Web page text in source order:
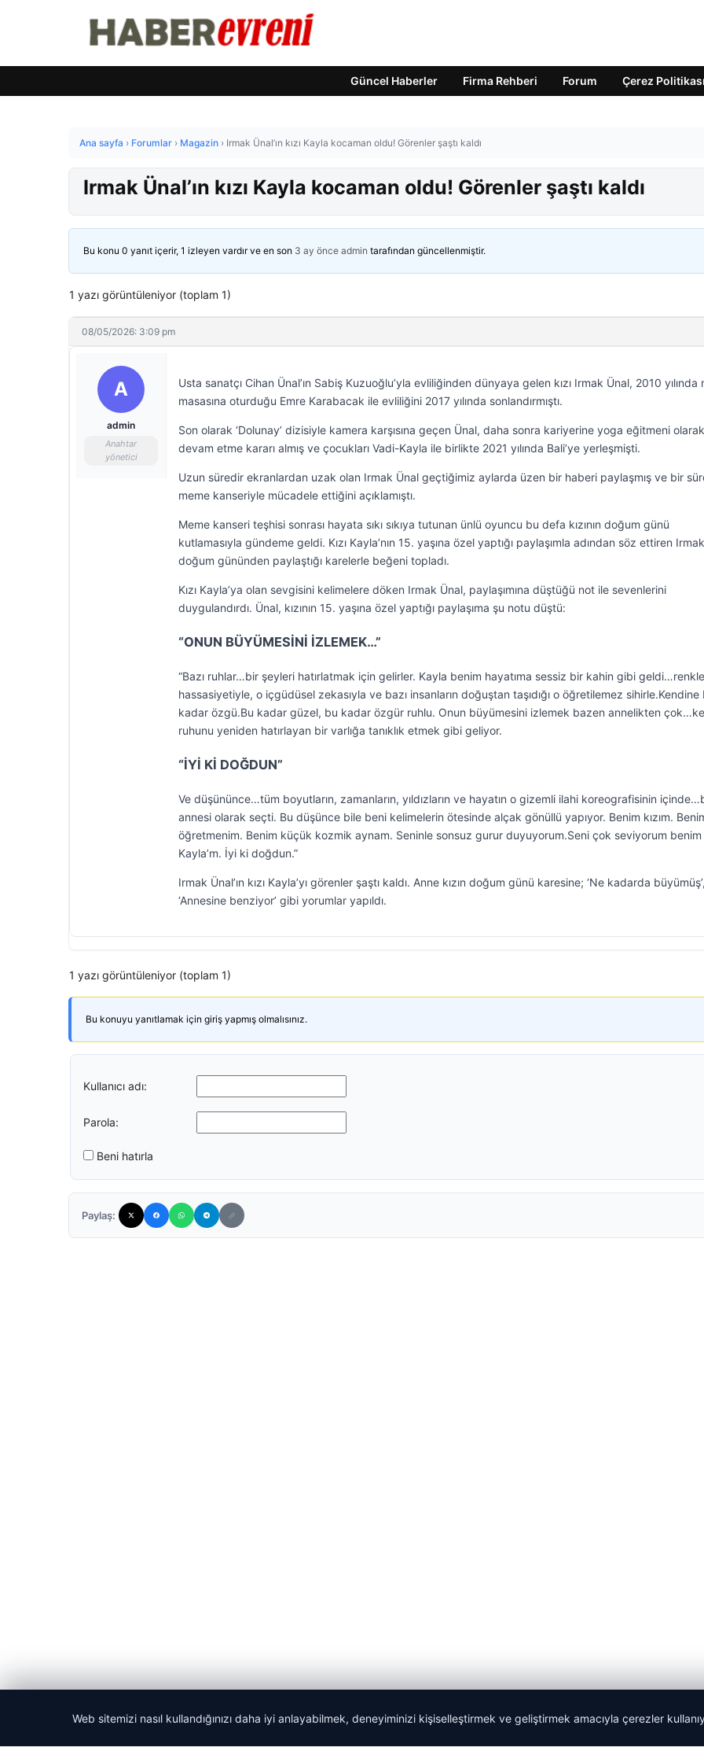
Güncel Haberler Firma Rehberi Forum Çerez Politikası
Ana sayfa › Forumlar › Magazin › Irmak Ünal’ın kızı Kayla kocaman oldu! Görenler şaştı kaldı
Irmak Ünal’ın kızı Kayla kocaman oldu! Görenler şaştı kaldı
Bu konu 0 yanıt içerir, 1 izleyen vardır ve en son 3 ay önce admin tarafından güncellenmiştir.
1 yazı görüntüleniyor (toplam 1)
08/05/2026: 3:09 pm
A
admin
Anahtar
yönetici
Usta sanatçı Cihan Ünal’ın Sabiş Kuzuoğlu’yla evliliğinden dünyaya gelen kızı Irmak Ünal, 2010 yılında
masasına oturduğu Emre Karabacak ile evliliğini 2017 yılında sonlandırmıştı.
Son olarak ‘Dolunay’ dizisiyle kamera karşısına geçen Ünal, daha sonra kariyerine yoga eğitmeni olarak
devam etme kararı almış ve çocukları Vadi-Kayla ile birlikte 2021 yılında Bali’ye yerleşmişti.
Uzun süredir ekranlardan uzak olan Irmak Ünal geçtiğimiz aylarda üzen bir haberi paylaşmış ve bir
meme kanseriyle mücadele ettiğini açıklamıştı.
Meme kanseri teşhisi sonrası hayata sıkı sıkıya tutunan ünlü oyuncu bu defa kızının doğum günü
kutlamasıyla gündeme geldi. Kızı Kayla’nın 15. yaşına özel yaptığı paylaşımla adından söz ettiren
doğum gününden paylaştığı karelerle beğeni topladı.
Kızı Kayla’ya olan sevgisini kelimelere döken Irmak Ünal, paylaşımına düştüğü not ile sevenlerini
duygulandırdı. Ünal, kızının 15. yaşına özel yaptığı paylaşıma şu notu düştü:
“ONUN BÜYÜMESİNİ İZLEMEK…”
“Bazı ruhlar…bir şeyleri hatırlatmak için gelirler. Kayla benim hayatıma sessiz bir kahin gibi
hassasiyetiyle, o içgüdüsel zekasıyla ve bazı insanların doğuştan taşıdığı o öğretilemez sihirle.Kendine
kadar özgü.Bu kadar güzel, bu kadar özgür ruhlu. Onun büyümesini izlemek bazen annelikten
ruhunu yeniden hatırlayan bir varlığa tanıklık etmek gibi geliyor.
“İYİ Kİ DOĞDUN”
Ve düşününce…tüm boyutların, zamanların, yıldızların ve hayatın o gizemli ilahi koreografisinin
annesi olarak seçti. Bu düşünce bile beni kelimelerin ötesinde alçak gönüllü yapıyor. Benim kızım.
öğretmenim. Benim küçük kozmik aynam. Seninle sonsuz gurur duyuyorum.Seni çok seviyorum benim
Kayla’m. İyi ki doğdun.”
Irmak Ünal’ın kızı Kayla’yı görenler şaştı kaldı. Anne kızın doğum günü karesine; ‘Ne kadarda büyümüş’,
‘Annesine benziyor’ gibi yorumlar yapıldı.
1 yazı görüntüleniyor (toplam 1)
Bu konuyu yanıtlamak için giriş yapmış olmalısınız.
Kullanıcı adı:
Parola:
Beni hatırla
Paylaş:
© 2026 Haber Evreni
Web sitemizi nasıl kullandığınızı daha iyi anlayabilmek, deneyiminizi kişiselleştirmek ve geliştirmek amacıyla çerezler